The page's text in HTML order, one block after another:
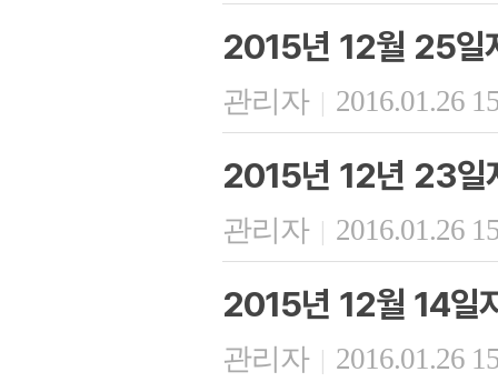
2015년 12월 25일
관리자 | 2016.01.26
2015년 12년 23일
관리자 | 2016.01.26
2015년 12월 14일
관리자 | 2016.01.26